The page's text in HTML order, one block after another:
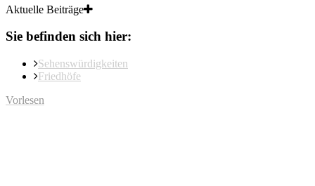
Aktuelle Beiträge
Sie befinden sich hier:
Sehenswürdigkeiten
Friedhöfe
Vorlesen